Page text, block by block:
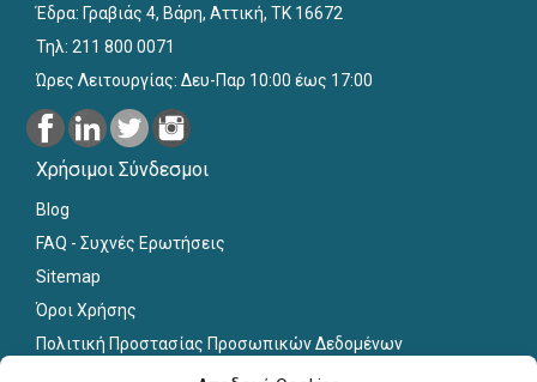
Έδρα: Γραβιάς 4, Βάρη, Αττική, ΤΚ 16672
Τηλ: 211 800 0071
Ώρες Λειτουργίας: Δευ-Παρ 10:00 έως 17:00
Χρήσιμοι Σύνδεσμοι
Blog
FAQ - Συχνές Ερωτήσεις
Sitemap
Όροι Χρήσης
Πολιτική Προστασίας Προσωπικών Δεδομένων